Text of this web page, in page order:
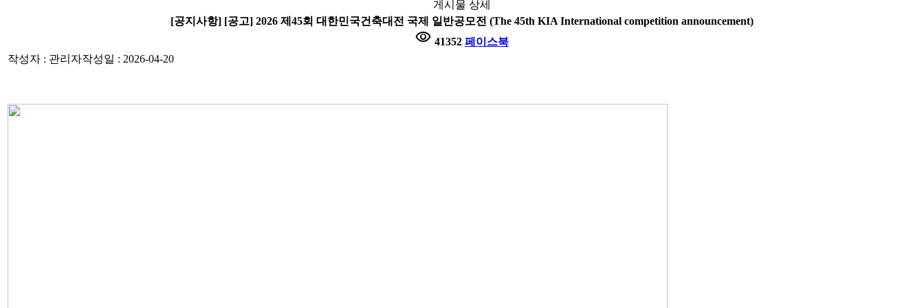
게시물 상세
[공지사항] [공고] 2026 제45회 대한민국건축대전 국제 일반공모전 (The 45th KIA International competition announcement)
visibility 41352 페이스북
작성자 : 관리자작성일 : 2026-04-20